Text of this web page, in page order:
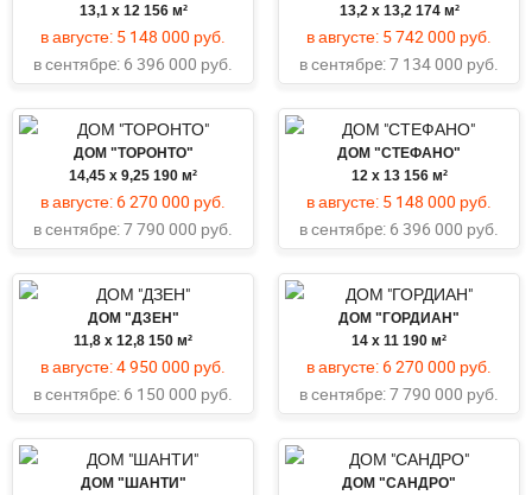
13,1 x 12 156 м²
в августе: 5 148 000 руб.
в сентябрe: 6 396 000 руб.
13,2 x 13,2 174 м²
в августе: 5 742 000 руб.
в сентябрe:7 134 000 руб.
ДОМ "ТОРОНТО"
14,45 x 9,25 190 м²
в августе: 6 270 000 руб.
в сентябрe:7 790 000 руб.
ДОМ "СТЕФАНО"
12 х 13 156 м²
в августе: 5 148 000 руб.
в сентябрe: 6 396 000 руб.
ДОМ "ДЗЕН"
11,8 х 12,8 150 м²
в августе:4 950 000 руб.
в сентябрe: 6 150 000 руб.
ДОМ "ГОРДИАН"
14 х 11 190 м²
в августе: 6 270 000 руб.
в сентябрe:7 790 000 руб.
ДОМ "ШАНТИ"
ДОМ "САНДРО"